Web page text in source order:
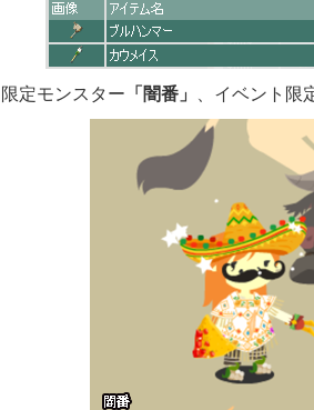
限定モンスター 「闇番」 、イベント